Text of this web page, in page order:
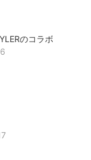
のコラボ